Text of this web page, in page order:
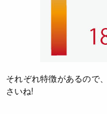
それぞれ特徴があるので
さいね!